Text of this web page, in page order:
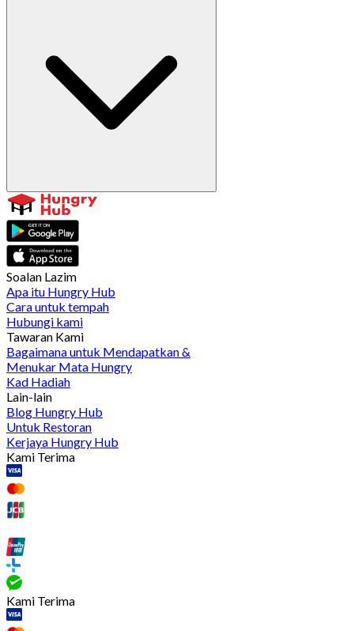
Soalan Lazim
Apa itu Hungry Hub
Cara untuk tempah
Hubungi kami
Tawaran Kami
Bagaimana untuk Mendapatkan &
Menukar Mata Hungry
Kad Hadiah
Lain-lain
Blog Hungry Hub
Untuk Restoran
Kerjaya Hungry Hub
Kami Terima
Kami Terima